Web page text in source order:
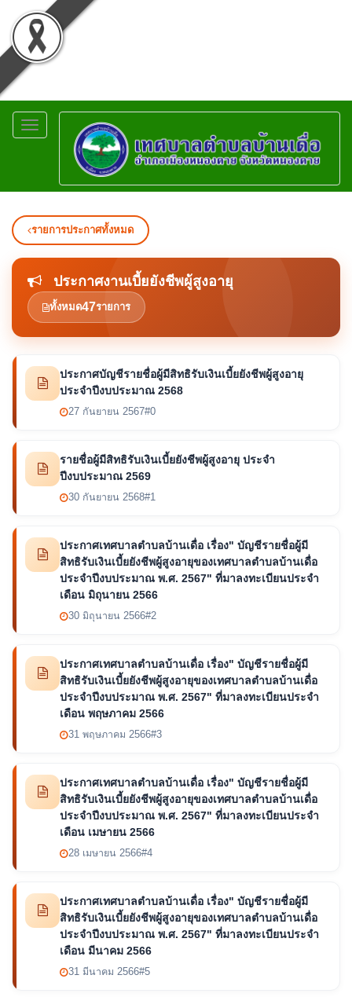
Toggle
navigation
รายการประกาศทั้งหมด
ประกาศงานเบี้ยยังชีพผู้สูงอายุ
ทั้งหมด47รายการ
ประกาศบัญชีรายชื่อผู้มีสิทธิรับเงินเบี้ยยังชีพผู้สูงอายุ
ประจำปีงบประมาณ 2568
27 กันยายน 2567#0
รายชื่อผู้มีสิทธิรับเงินเบี้ยยังชีพผู้สูงอายุ ประจำ
ปีงบประมาณ 2569
30 กันยายน 2568#1
ประกาศเทศบาลตำบลบ้านเดื่อ เรื่อง" บัญชีรายชื่อผู้มี
สิทธิรับเงินเบี้ยยังชีพผู้สูงอายุของเทศบาลตำบลบ้านเดื่อ
ประจำปีงบประมาณ พ.ศ. 2567" ที่มาลงทะเบียนประจำ
เดือน มิถุนายน 2566
30 มิถุนายน 2566#2
ประกาศเทศบาลตำบลบ้านเดื่อ เรื่อง" บัญชีรายชื่อผู้มี
สิทธิรับเงินเบี้ยยังชีพผู้สูงอายุของเทศบาลตำบลบ้านเดื่อ
ประจำปีงบประมาณ พ.ศ. 2567" ที่มาลงทะเบียนประจำ
เดือน พฤษภาคม 2566
31 พฤษภาคม 2566#3
ประกาศเทศบาลตำบลบ้านเดื่อ เรื่อง" บัญชีรายชื่อผู้มี
สิทธิรับเงินเบี้ยยังชีพผู้สูงอายุของเทศบาลตำบลบ้านเดื่อ
ประจำปีงบประมาณ พ.ศ. 2567" ที่มาลงทะเบียนประจำ
เดือน เมษายน 2566
28 เมษายน 2566#4
ประกาศเทศบาลตำบลบ้านเดื่อ เรื่อง" บัญชีรายชื่อผู้มี
สิทธิรับเงินเบี้ยยังชีพผู้สูงอายุของเทศบาลตำบลบ้านเดื่อ
ประจำปีงบประมาณ พ.ศ. 2567" ที่มาลงทะเบียนประจำ
เดือน มีนาคม 2566
31 มีนาคม 2566#5